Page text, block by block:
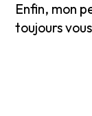
Enfin, mon
toujours